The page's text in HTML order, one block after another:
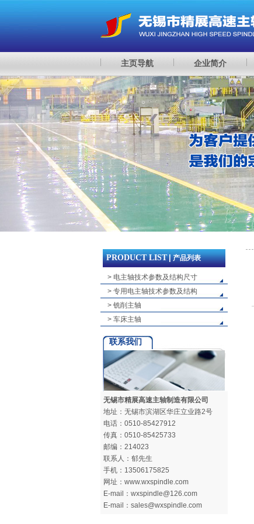
主页导航 企业简介
PRODUCT LIST | 产品列表
> 电主轴技术参数及结构尺寸
> 专用电主轴技术参数及结构
> 铣削主轴
> 车床主轴
联系我们
无锡市精展高速主轴制造有限公司
地址：无锡市滨湖区华庄立业路2号
电话：0510-85427912
传真：0510-85425733
邮编：214023
联系人：郁先生
手机：13506175825
网址：www.wxspindle.com
E-mail：wxspindle@126.com
E-mail：sales@wxspindle.com